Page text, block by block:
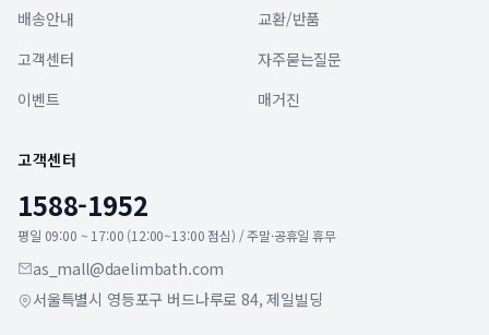
배송안내
교환/반품
고객센터
자주묻는질문
이벤트
매거진
고객센터
1588-1952
평일 09:00 ~ 17:00 (12:00~13:00 점심) / 주말·공휴일 휴무
as_mall@daelimbath.com
서울특별시 영등포구 버드나루로 84, 제일빌딩